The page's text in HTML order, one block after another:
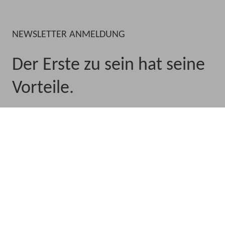
NEWSLETTER ANMELDUNG
Der Erste zu sein hat seine
Vorteile.